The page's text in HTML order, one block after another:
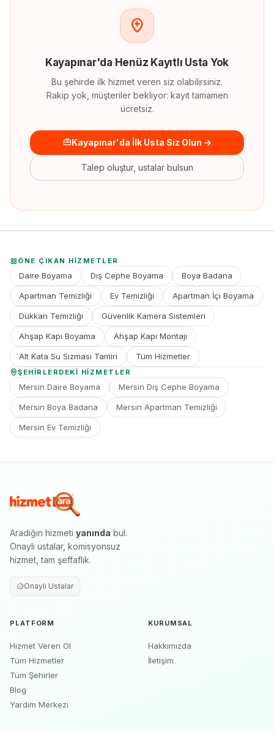
Kayapınar'da Henüz Kayıtlı Usta Yok
Bu şehirde ilk hizmet veren siz olabilirsiniz.
Rakip yok, müşteriler bekliyor: kayıt tamamen
ücretsiz.
Kayapınar'da İlk Usta Siz Olun →
Talep oluştur, ustalar bulsun
ÖNE ÇIKAN HIZMETLER
Daire Boyama Dış Cephe Boyama Boya Badana
Apartman Temizliği Ev Temizliği Apartman İçi Boyama
Dükkan Temizliği Güvenlik Kamera Sistemleri
Ahşap Kapı Boyama Ahşap Kapı Montajı
Alt Kata Su Sızması Tamiri Tüm Hizmetler
ŞEHIRLERDEKI HIZMETLER
Mersin Daire Boyama Mersin Dış Cephe Boyama
Mersin Boya Badana Mersin Apartman Temizliği
Mersin Ev Temizliği
Aradığın hizmeti yanında bul.
Onaylı ustalar, komisyonsuz
hizmet, tam şeffaflık.
Onaylı Ustalar
PLATFORM
Hizmet Veren Ol
Tüm Hizmetler
Tüm Şehirler
Blog
Yardım Merkezi
KURUMSAL
Hakkımızda
İletişim